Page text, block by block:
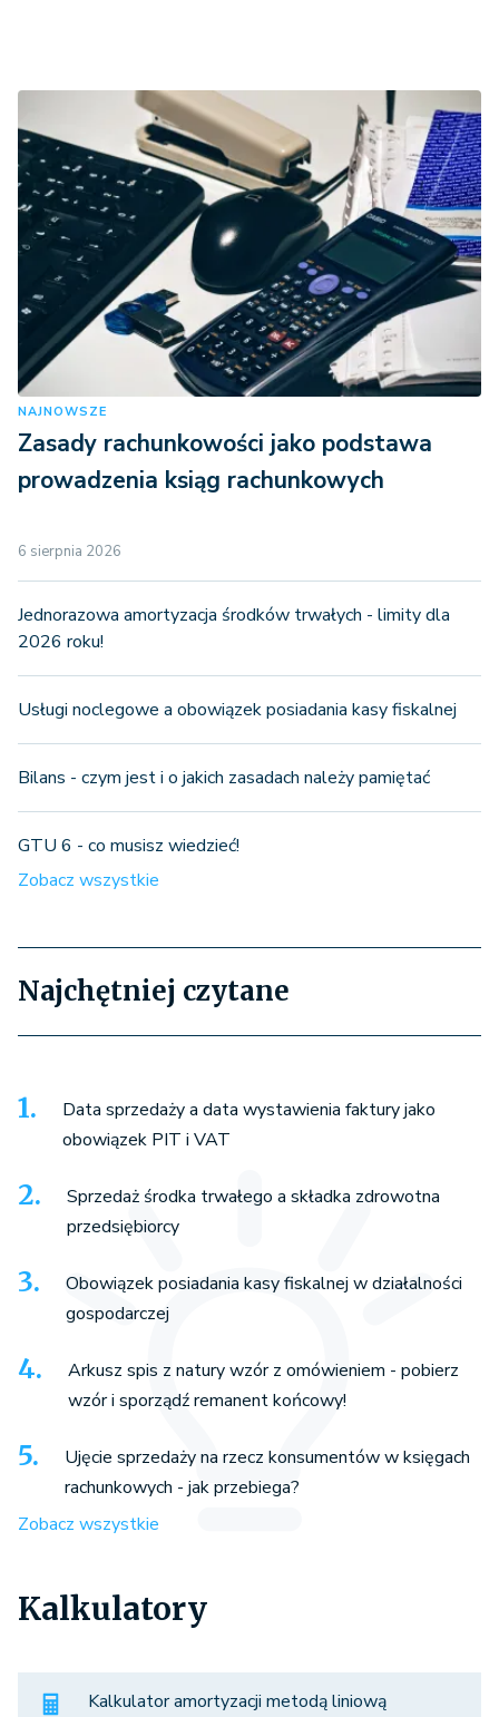
NAJNOWSZE
Zasady rachunkowości jako podstawa
prowadzenia ksiąg rachunkowych
6 sierpnia 2026
Jednorazowa amortyzacja środków trwałych - limity dla
2026 roku!
Usługi noclegowe a obowiązek posiadania kasy fiskalnej
Bilans - czym jest i o jakich zasadach należy pamiętać
GTU 6 - co musisz wiedzieć!
Zobacz wszystkie
Najchętniej czytane
Data sprzedaży a data wystawienia faktury jako
obowiązek PIT i VAT
Sprzedaż środka trwałego a składka zdrowotna
przedsiębiorcy
Obowiązek posiadania kasy fiskalnej w działalności
gospodarczej
Arkusz spis z natury wzór z omówieniem - pobierz
wzór i sporządź remanent końcowy!
Ujęcie sprzedaży na rzecz konsumentów w księgach
rachunkowych - jak przebiega?
Zobacz wszystkie
Kalkulatory
Kalkulator amortyzacji metodą liniową